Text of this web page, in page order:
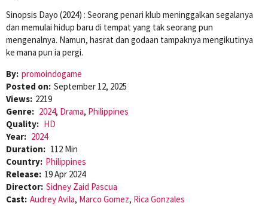
Sinopsis Dayo (2024) : Seorang penari klub meninggalkan segalanya
dan memulai hidup baru di tempat yang tak seorang pun
mengenalnya. Namun, hasrat dan godaan tampaknya mengikutinya
ke mana pun ia pergi.
By: promoindogame
Posted on: September 12, 2025
Views: 2219
Genre: 2024, Drama, Philippines
Quality: HD
Year: 2024
Duration: 112 Min
Country: Philippines
Release: 19 Apr 2024
Director: Sidney Zaid Pascua
Cast: Audrey Avila, Marco Gomez, Rica Gonzales